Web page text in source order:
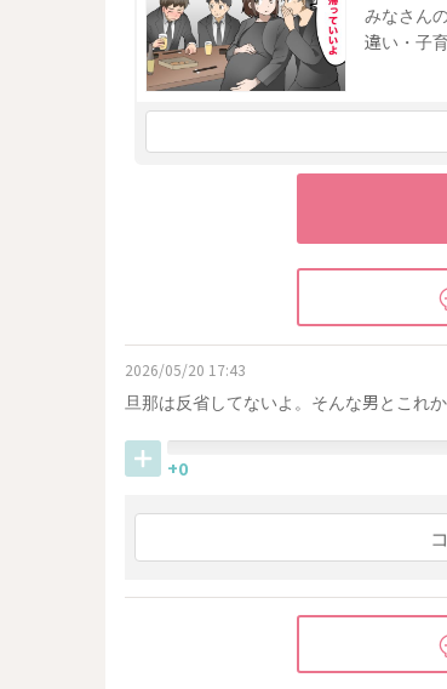
みなさん
違い・子
2026/05/20 17:43
旦那は反省してないよ。そんな男とこれ
+0